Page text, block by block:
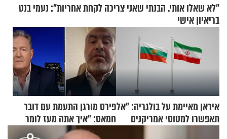
"לא שאלו אותי. הבנתי שאני צריכה לקחת אחריות": נעמי בנט
בריאיון אישי
איראן מאיימת על בולגריה: "אל
תאפשרו למטוסי אמריקנים
פירס מורגן התעמת עם דובר
חמאס: "איך אתה מעז לומר
שלא ביצעתם פשעי מלחמה?!"